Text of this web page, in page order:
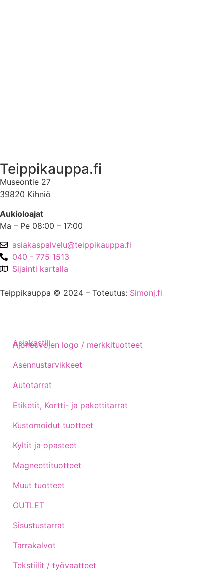
Teippikauppa.fi
Museontie 27
39820 Kihniö
Aukioloajat
Ma – Pe 08:00 – 17:00
asiakaspalvelu@teippikauppa.fi
040 - 775 1513
Sijainti kartalla
Teippikauppa © 2024 – Toteutus: Simonj.fi
Ajoneuvojen logo / merkkituotteet
Asennustarvikkeet
Autotarrat
Etiketit, Kortti- ja pakettitarrat
Kustomoidut tuotteet
Kyltit ja opasteet
Magneettituotteet
Muut tuotteet
OUTLET
Sisustustarrat
Tarrakalvot
Tekstiilit / työvaatteet
Asiakastili